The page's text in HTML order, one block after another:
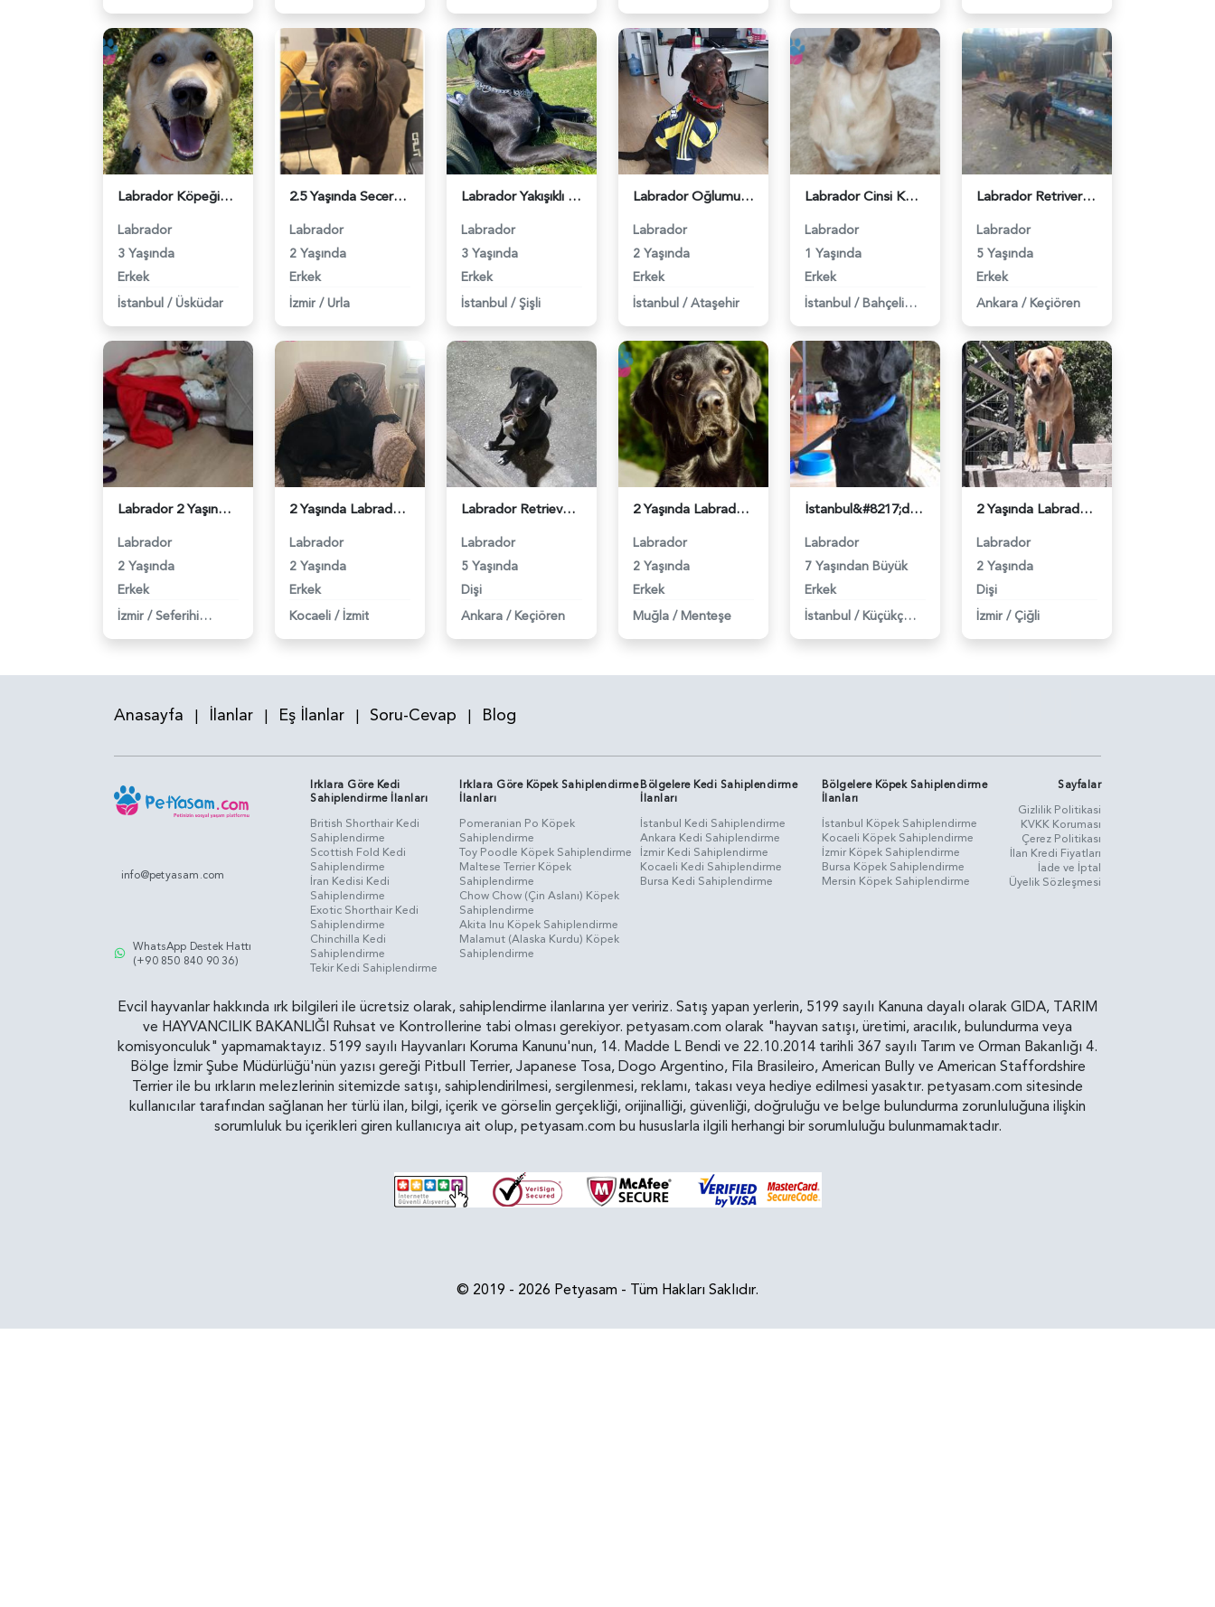
Labrador Köpeğim Pars İçin Eş Arıyor - 118965170
Labrador
3 Yaşında
Erkek
İstanbul / Üsküdar
2.5 Yaşında Secereli Erkek Labrador Eş Arıyor - 118961651
Labrador
2 Yaşında
Erkek
İzmir / Urla
Labrador Yakışıklı Karizmaya Eş Arıyoruz - 3121
Labrador
3 Yaşında
Erkek
İstanbul / Şişli
Labrador Oğlumuz Tony&#8217;ye Eş Arıyoruz - 3378
Labrador
2 Yaşında
Erkek
İstanbul / Ataşehir
Labrador Cinsi Köpeğime Gelin Adayı Arıyoruz - 5385
Labrador
1 Yaşında
Erkek
İstanbul / Bahçelievler
Labrador Retriver Oğlumuza Eş Arıyoruz - 5969
Labrador
5 Yaşında
Erkek
Ankara / Keçiören
Labrador 2 Yaşında Oğlumuz Eş Arıyor - 6270
Labrador
2 Yaşında
Erkek
İzmir / Seferihisar
2 Yaşında Labrador Oğlumuza Eş Arıyoruz - 6414
Labrador
2 Yaşında
Erkek
Kocaeli / İzmit
Labrador Retriever Dişi Cinsi Köpeğime Eş Arıyorum - 7305
Labrador
5 Yaşında
Dişi
Ankara / Keçiören
2 Yaşında Labrador Cinsi Oğluma Eş Arıyorum - 7936
Labrador
2 Yaşında
Erkek
Muğla / Menteşe
İstanbul&#8217;da Erkek Labradoruma Eş Arıyoruz - 7976
Labrador
7 Yaşından Büyük
Erkek
İstanbul / Küçükçekmece
2 Yaşında Labrador Cinsi Kızımıza Safkan Eş Arıyoruz - 7978
Labrador
2 Yaşında
Dişi
İzmir / Çiğli
Anasayfa | İlanlar | Eş İlanlar | Soru-Cevap | Blog
info@petyasam.com
WhatsApp Destek Hattı
(+90 850 840 90 36)
Irklara Göre Kedi
Sahiplendirme İlanları
British Shorthair Kedi
Sahiplendirme
Scottish Fold Kedi
Sahiplendirme
İran Kedisi Kedi
Sahiplendirme
Exotic Shorthair Kedi
Sahiplendirme
Chinchilla Kedi
Sahiplendirme
Tekir Kedi Sahiplendirme
Irklara Göre Köpek Sahiplendirme
İlanları
Pomeranian Po Köpek
Sahiplendirme
Toy Poodle Köpek Sahiplendirme
Maltese Terrier Köpek
Sahiplendirme
Chow Chow (Çin Aslanı) Köpek
Sahiplendirme
Akita Inu Köpek Sahiplendirme
Malamut (Alaska Kurdu) Köpek
Sahiplendirme
Bölgelere Kedi Sahiplendirme
İlanları
İstanbul Kedi Sahiplendirme
Ankara Kedi Sahiplendirme
İzmir Kedi Sahiplendirme
Kocaeli Kedi Sahiplendirme
Bursa Kedi Sahiplendirme
Bölgelere Köpek Sahiplendirme
İlanları
İstanbul Köpek Sahiplendirme
Kocaeli Köpek Sahiplendirme
İzmir Köpek Sahiplendirme
Bursa Köpek Sahiplendirme
Mersin Köpek Sahiplendirme
Sayfalar
Gizlilik Politikasi
KVKK Koruması
Çerez Politikası
İlan Kredi Fiyatları
İade ve İptal
Üyelik Sözleşmesi
Evcil hayvanlar hakkında ırk bilgileri ile ücretsiz olarak, sahiplendirme ilanlarına yer veririz. Satış yapan yerlerin, 5199 sayılı Kanuna dayalı olarak GIDA, TARIM
ve HAYVANCILIK BAKANLIĞI Ruhsat ve Kontrollerine tabi olması gerekiyor. petyasam.com olarak "hayvan satışı, üretimi, aracılık, bulundurma veya
komisyonculuk" yapmamaktayız. 5199 sayılı Hayvanları Koruma Kanunu'nun, 14. Madde L Bendi ve 22.10.2014 tarihli 367 sayılı Tarım ve Orman Bakanlığı 4.
Bölge İzmir Şube Müdürlüğü'nün yazısı gereği Pitbull Terrier, Japanese Tosa, Dogo Argentino, Fila Brasileiro, American Bully ve American Staffordshire
Terrier ile bu ırkların melezlerinin sitemizde satışı, sahiplendirilmesi, sergilenmesi, reklamı, takası veya hediye edilmesi yasaktır. petyasam.com sitesinde
kullanıcılar tarafından sağlanan her türlü ilan, bilgi, içerik ve görselin gerçekliği, orijinalliği, güvenliği, doğruluğu ve belge bulundurma zorunluluğuna ilişkin
sorumluluk bu içerikleri giren kullanıcıya ait olup, petyasam.com bu hususlarla ilgili herhangi bir sorumluluğu bulunmamaktadır.
© 2019 - 2026 Petyasam - Tüm Hakları Saklıdır.